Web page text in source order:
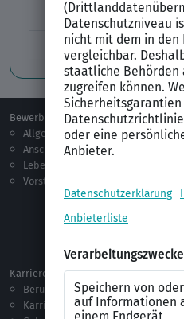
Tabellarischer Lebenslauf
Professionelles Bewerbungsfoto
Bewerben
Allgemeines
Anschreiben
Lebenslauf
Vorstellungsgespräch
Karriere
Berufseinstieg
Karriere machen